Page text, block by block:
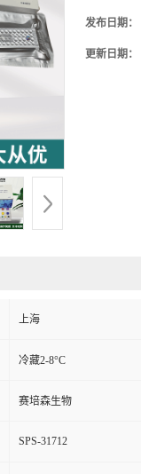
发布日期：
更新日期：
上海
冷藏2-8°C
赛培森生物
SPS-31712